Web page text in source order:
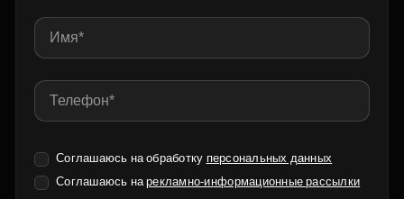
Соглашаюсь на обработку персональных данных
Соглашаюсь нарекламно-информационные рассылки